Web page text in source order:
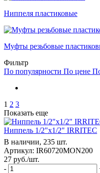
Ниппеля пластиковые
Муфты резьбовые
Фильтр
По популярности По цене
1 2 3
Показать еще
Ниппель 1/2"x1/2" IRRITEC
В наличии, 235 шт.
Артикул: IR60720MON200
27 руб./шт.
-